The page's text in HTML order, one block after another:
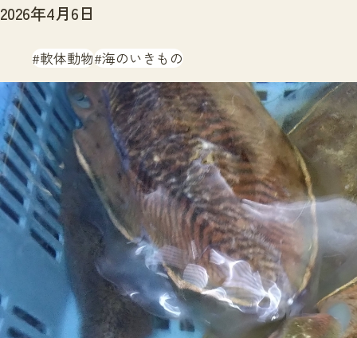
センター紹介TOP
サイトポリシー
プライバシーポリシー
ニュースTOP
市の取組み
いきものガイド
いきものガイドTOP
注目のいきもの
生物多様性のめぐみ
いきもの図鑑
おでかけコース
保全アクション
イベント
いきもの調査隊
調査レポート
調査レポートTOP
調査結果
ふくおかいきものマップ
マッチング
マッチングTOP
掲載申し込みフォーム
お問合せ
2026年4月6日
軟体動物 海のいきもの